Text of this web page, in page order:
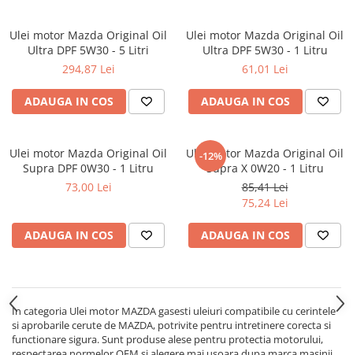
■ Filtre combustibil
■ Filtre habitaclu
■ Filtre hidraulice
■ Filtre uscator
■ Filtre epurator
■ Filtre agent racire
Filtre
Accesorii filtre
Filtre ulei
Filtre aer
Ulei motor Mazda Original Oil
Ultra DPF 5W30 - 5 Litri
294,87 Lei
ADAUGA IN COS
Ulei motor Mazda Original Oil
Ultra DPF 5W30 - 1 Litru
61,01 Lei
ADAUGA IN COS
Ulei motor Mazda Original Oil
Supra DPF 0W30 - 1 Litru
73,00 Lei
ADAUGA IN COS
-12%
Ulei motor Mazda Original Oil
Supra X 0W20 - 1 Litru
85,41 Lei
75,24 Lei
ADAUGA IN COS
In categoria Ulei motor MAZDA gasesti uleiuri compatibile cu cerintele
si aprobarile cerute de MAZDA, potrivite pentru intretinere corecta si
functionare sigura. Sunt produse alese pentru protectia motorului,